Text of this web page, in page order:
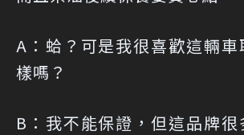
A：蛤？可是我很喜歡這輛車
樣嗎？
B：我不能保證，但這品牌很